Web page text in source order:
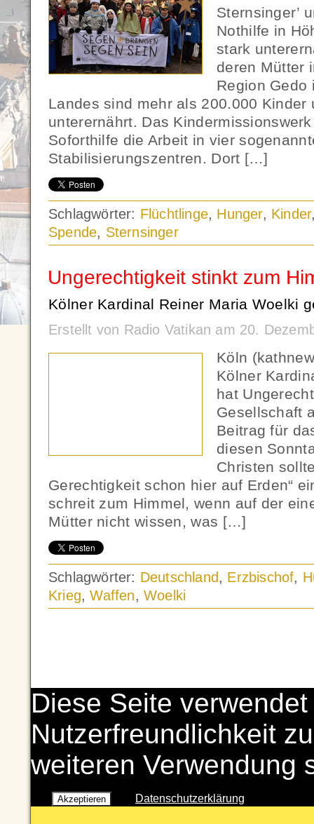
Sternsinger’
Nothilfe in
stark
deren Mütter
Region Gedo
Landes sind mehr als 200.000 Kinder
unterernährt. Das
Soforthilfe die Arbeit in vier
Stabilisierungszentren. Dort […]
Schlagwörter: Flüchtlinge, Hunger, Kinder
Spende, Sternsinger
Ungerechtigkeit stinkt zum
Kölner Kardinal Reiner Maria Woelki
Erstellt von Radio Vatikan am 20.
Köln
Kölner
hat
Gesellschaft
Beitrag für
diesen
Christen
Gerechtigkeit schon hier auf Erden“
schreit zum Himmel, wenn auf der
Mütter nicht wissen, was […]
Schlagwörter: Deutschland, Erzbischof,
Krieg,Waffen,Woelki
Diese Seite
Nutzerfreundlichkeit
weiteren Verwendung
Akzeptieren Datenschutzerklärung